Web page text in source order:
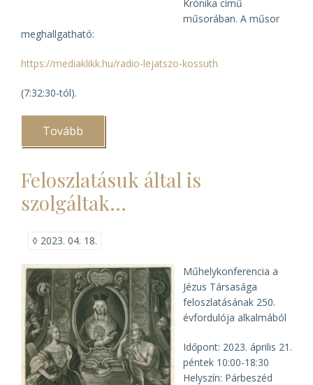
Krónika című
műsorában. A műsor
meghallgatható:
https://mediaklikk.hu/radio-lejatszo-kossuth
(7:32:30-tól).
Tovább
a
Feloszlatásuk által is
szolgáltak…
◊ 2023. 04. 18.
Műhely­konferencia a
Jézus Társasága
feloszla­tásának 250.
évfordulója alkalmából
Időpont: 2023. április 21.
péntek 10:00-18:30
Helyszín: Párbeszéd